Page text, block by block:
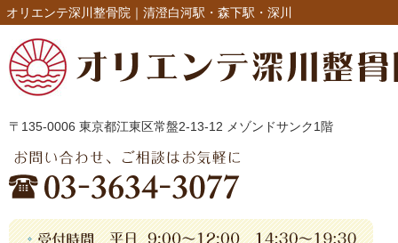
オリエンテ深川整骨院｜清澄白河駅・森下駅・深川
〒135-0006 東京都江東区常盤2-13-12 メゾンドサンク1階